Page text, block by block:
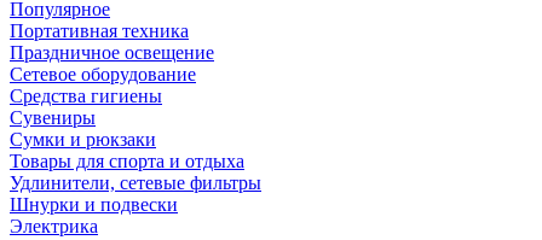
Популярное
Портативная техника
Праздничное освещение
Сетевое оборудование
Средства гигиены
Сувениры
Сумки и рюкзаки
Товары для спорта и отдыха
Удлинители, сетевые фильтры
Шнурки и подвески
Электрика